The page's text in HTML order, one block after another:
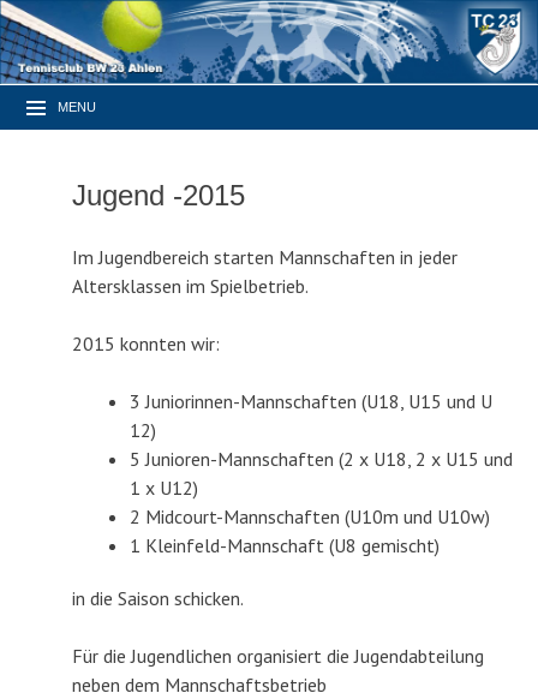
MENU
Jugend -2015
Im Jugendbereich starten Mannschaften in jeder
Altersklassen im Spielbetrieb.
2015 konnten wir:
3 Juniorinnen-Mannschaften (U18, U15 und U
12)
5 Junioren-Mannschaften (2 x U18, 2 x U15 und
1 x U12)
2 Midcourt-Mannschaften (U10m und U10w)
1 Kleinfeld-Mannschaft (U8 gemischt)
in die Saison schicken.
Für die Jugendlichen organisiert die Jugendabteilung
neben dem Mannschaftsbetrieb